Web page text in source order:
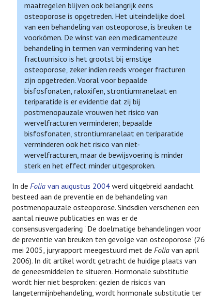
maatregelen blijven ook belangrijk eens
osteoporose is opgetreden. Het uiteindelijke doel
van een behandeling van osteoporose, is breuken te
voorkómen. De winst van een medicamenteuze
behandeling in termen van vermindering van het
fractuurrisico is het grootst bij ernstige
osteoporose, zeker indien reeds vroeger fracturen
zijn opgetreden. Vooral voor bepaalde
bisfosfonaten, raloxifen, strontiumranelaat en
teriparatide is er evidentie dat zij bij
postmenopauzale vrouwen het risico van
wervelfracturen verminderen; bepaalde
bisfosfonaten, strontiumranelaat en teriparatide
verminderen ook het risico van niet-
wervelfracturen, maar de bewijsvoering is minder
sterk en het effect minder uitgesproken.
In de Folia van augustus 2004 werd uitgebreid aandacht
besteed aan de preventie en de behandeling van
postmenopauzale osteoporose. Sindsdien verschenen een
aantal nieuwe publicaties en was er de
consensusvergadering ' De doelmatige behandelingen voor
de preventie van breuken ten gevolge van osteoporose' (26
mei 2005, juryrapport meegestuurd met de Folia van april
2006). In dit artikel wordt getracht de huidige plaats van
de geneesmiddelen te situeren. Hormonale substitutie
wordt hier niet besproken: gezien de risico’s van
langetermijnbehandeling, wordt hormonale substitutie ter